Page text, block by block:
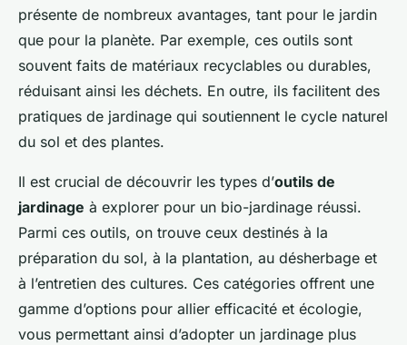
présente de nombreux avantages, tant pour le jardin
que pour la planète. Par exemple, ces outils sont
souvent faits de matériaux recyclables ou durables,
réduisant ainsi les déchets. En outre, ils facilitent des
pratiques de jardinage qui soutiennent le cycle naturel
du sol et des plantes.
Il est crucial de découvrir les types d’outils de
jardinage à explorer pour un bio-jardinage réussi.
Parmi ces outils, on trouve ceux destinés à la
préparation du sol, à la plantation, au désherbage et
à l’entretien des cultures. Ces catégories offrent une
gamme d’options pour allier efficacité et écologie,
vous permettant ainsi d’adopter un jardinage plus